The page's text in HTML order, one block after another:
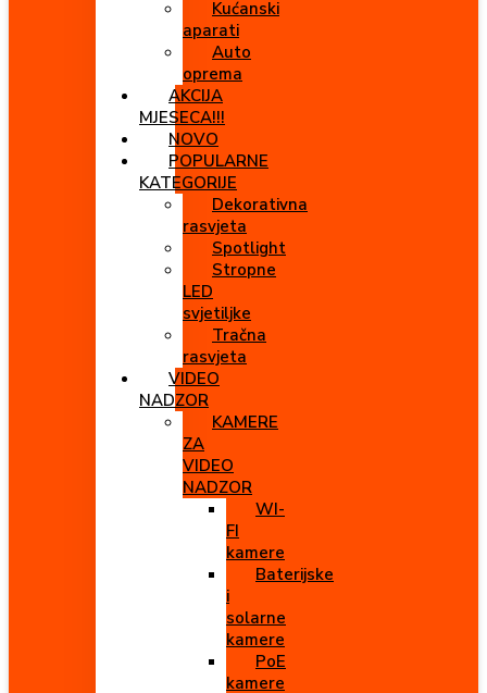
Kućanski
aparati
Auto
oprema
AKCIJA
MJESECA!!!
NOVO
POPULARNE
KATEGORIJE
Dekorativna
rasvjeta
Spotlight
Stropne
LED
svjetiljke
Tračna
rasvjeta
VIDEO
NADZOR
KAMERE
ZA
VIDEO
NADZOR
WI-
FI
kamere
Baterijske
i
solarne
kamere
PoE
kamere